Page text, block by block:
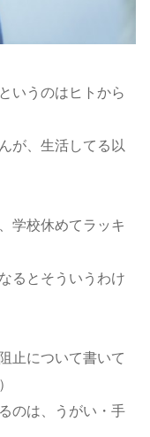
いうのはヒトから
が、生活してる以
学校休めてラッキ
るとそういうわけ
止について書いて
のは、うがい・手